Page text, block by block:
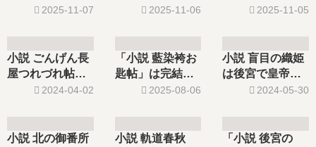
た？最新刊16巻
2025-11-07
結した？最新刊
2025-11-06
完結した？最新
2025-11-05
小説 ごんげん長
屋つれづれ帖シ
リーズ【最新
た？
2024-04-02
「小説 藍染袴お
匙帖」は完結し
た？最新刊15巻
2025-08-06
小説 盲目の織姫
は後宮で皇帝と
の恋を紡 …【最
した？
2024-05-30
小説 北の御番所
小説 軌道春秋
「小説 後宮の